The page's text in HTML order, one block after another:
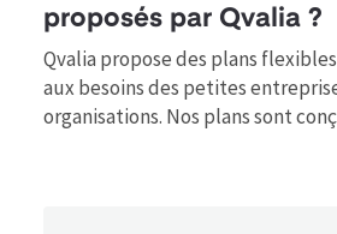
proposés par Qvalia ?
Qvalia propose des plans
aux besoins des petites
organisations. Nos plans sont